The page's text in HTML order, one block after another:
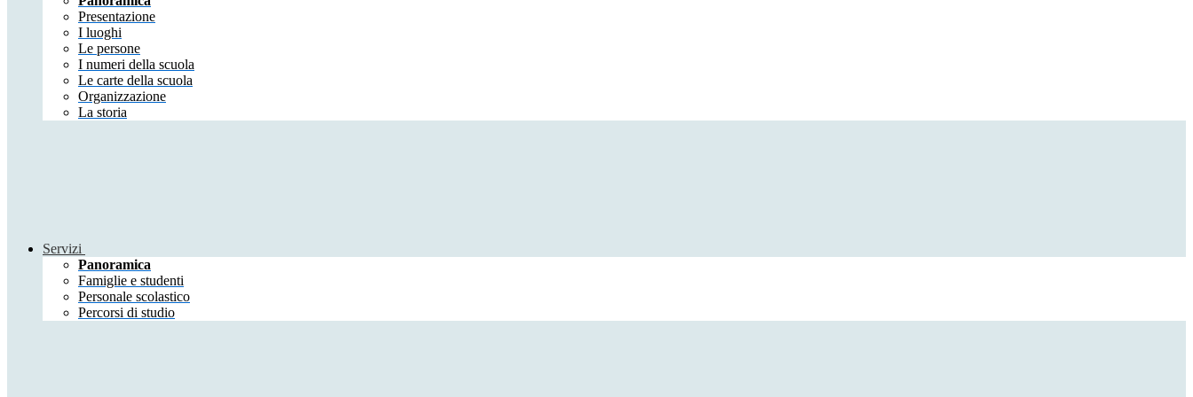
Presentazione
I luoghi
Le persone
I numeri della scuola
Le carte della scuola
Organizzazione
La storia
Servizi
Panoramica
Famiglie e studenti
Personale scolastico
Percorsi di studio